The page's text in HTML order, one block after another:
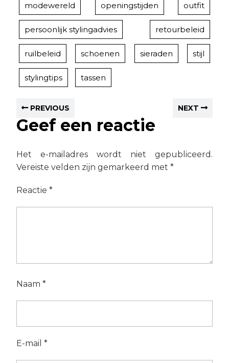
modewereld openingstijden outfit
persoonlijk stylingadvies retourbeleid
ruilbeleid schoenen sieraden stijl
stylingtips tassen
PREVIOUS NEXT
Geef een reactie
Het e-mailadres wordt niet gepubliceerd.
Vereiste velden zijn gemarkeerd met *
Reactie *
Naam *
E-mail *